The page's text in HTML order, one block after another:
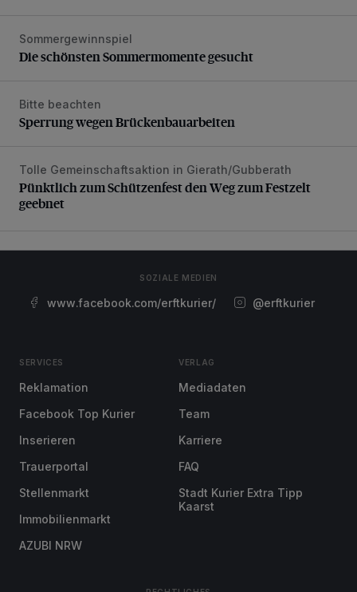
Die schönsten Sommermomente gesucht
Sommergewinnspiel
Die schönsten Sommermomente gesucht
Sperrung wegen Brückenbauarbeiten
Bitte beachten
Sperrung wegen Brückenbauarbeiten
Pünktlich zum Schützenfest den Weg zum Festzelt
Tolle Gemeinschaftsaktion in Gierath/Gubberath
Pünktlich zum Schützenfest den Weg zum Festzelt
geebnet
SOZIALE MEDIEN
www.facebook.com/erftkurier/ @erftkurier
SERVICES
Reklamation
Facebook Top Kurier
Inserieren
Trauerportal
Stellenmarkt
Immobilienmarkt
AZUBI NRW
VERLAG
Mediadaten
Team
Karriere
FAQ
Stadt Kurier Extra Tipp
Kaarst